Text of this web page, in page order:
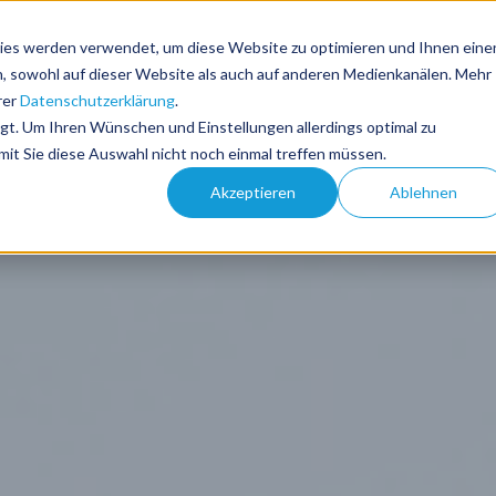
werden verwendet, um diese Website zu optimieren und Ihnen
auf dieser Website als auch auf anderen Medienkanälen. Mehr
Datenschutzerklärung.
Um Ihren Wünschen und Einstellungen allerdings optimal zu
Sie diese Auswahl nicht noch einmal treffen müssen.
Akzeptieren Ablehnen
BLOG